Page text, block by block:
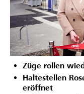
Züge rollen
Haltestellen
eröffnet